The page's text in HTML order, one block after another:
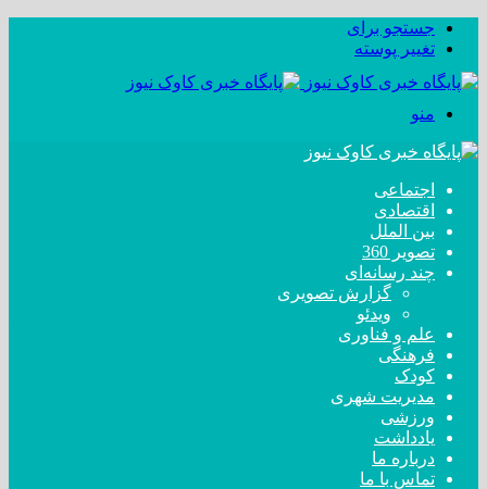
جستجو برای
تغییر پوسته
منو
اجتماعی
اقتصادی
بین الملل
تصویر 360
چند رسانه‌ای
گزارش تصویری
ویدئو
علم و فناوری
فرهنگی
کودک
مدیریت شهری
ورزشی
یادداشت
درباره ما
تماس با ما